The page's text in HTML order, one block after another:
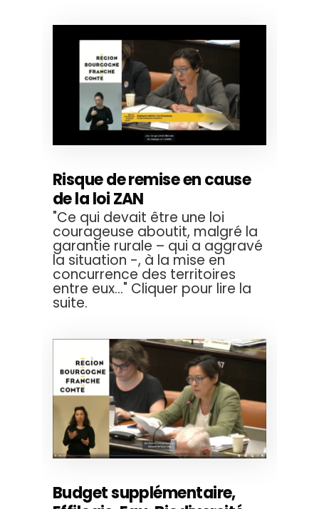
Risque de remise en cause
de la loi ZAN
"Ce qui devait être une loi
courageuse aboutit, malgré la
garantie rurale – qui a aggravé
la situation -, à la mise en
concurrence des territoires
entre eux..." Cliquer pour lire la
suite.
Budget supplémentaire,